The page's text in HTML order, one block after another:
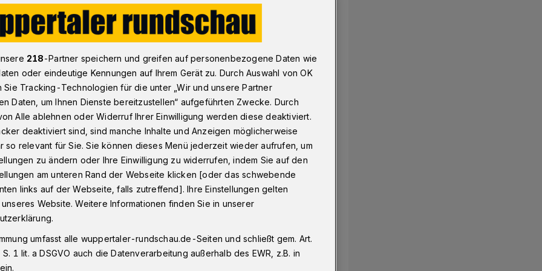
zwei Palliativmedizinier​ aus Wuppertal
zwei
und Polizei ermitteln nach
Ärzte aus Wuppertal. Ihnen wird in einer
und -patienten nicht
haben.
218-Partner speichern und greifen auf personenbezogene Daten wie
oder eindeutige Kennungen auf Ihrem Gerät zu. Durch Auswahl von OK
Sie Tracking-Technologien für die unter „Wir und unsere Partner
Daten, um Ihnen Dienste bereitzustellen“ aufgeführten Zwecke. Durch
Alle ablehnen oder Widerruf Ihrer Einwilligung werden diese deaktiviert.
deaktiviert sind, sind manche Inhalte und Anzeigen möglicherweise
so relevant für Sie. Sie können dieses Menü jederzeit wieder aufrufen, um
zu ändern oder Ihre Einwilligung zu widerrufen, indem Sie auf den
am unteren Rand der Webseite klicken [oder das schwebende
links auf der Webseite, falls zutreffend]. Ihre Einstellungen gelten
Website. Weitere Informationen finden Sie in unserer
umfasst alle wuppertaler-rundschau.de-Seiten und schließt gem. Art.
1 lit. a DSGVO auch die Datenverarbeitung außerhalb des EWR, z.B. in